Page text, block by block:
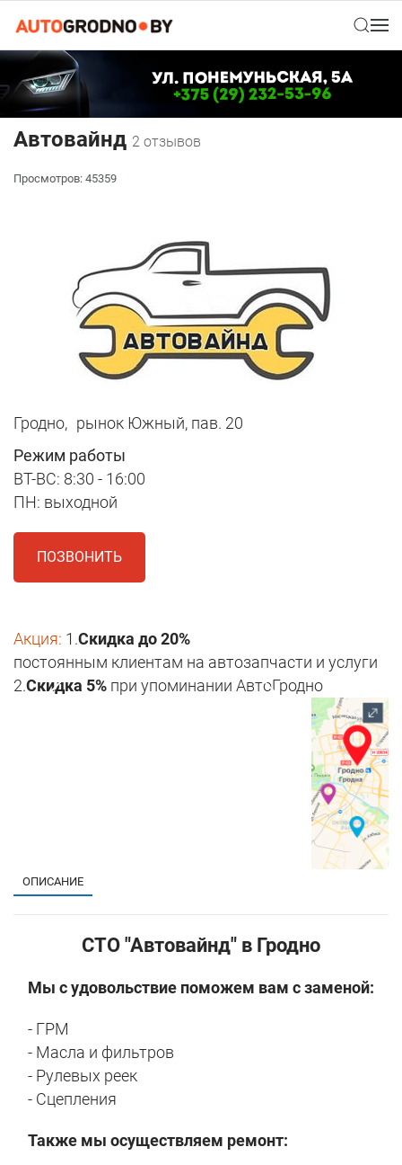
Автовайнд 2 отзывов
Просмотров: 45359
Гродно, рынок Южный, пав. 20
Режим работы
ВТ-ВС: 8:30 - 16:00
ПН: выходной
ПОЗВОНИТЬ
Акция: 1.Скидка до 20%
постоянным клиентам на автозапчасти и услуги
2.Скидка 5% при упоминании АвтоГродно
ОПИСАНИЕ
СТО "Автовайнд" в Гродно
Мы с удовольствие поможем вам с заменой:
- ГРМ
- Масла и фильтров
- Рулевых реек
- Сцепления
Также мы осуществляем ремонт: